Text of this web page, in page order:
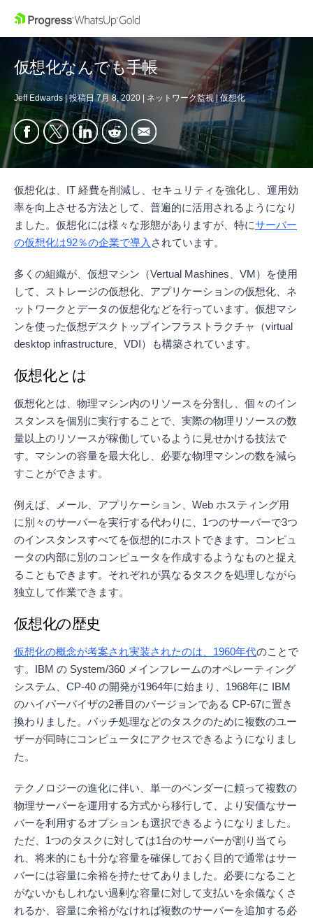
仮想化なんでも手帳
Jeff Edwards |投稿日 7月 8, 2020 ネットワーク監視 |仮想化
仮想化は、IT 経費を削減し、セキュリティを強化し、運用効
率を向上させる方法として、普遍的に活用されるようになり
ました。仮想化には様々な形態がありますが、特にサーバー
の仮想化は92％の企業で導入 されています。
多くの組織が、仮想マシン（Vertual Mashines、VM）を使用
して、ストレージの仮想化、アプリケーションの仮想化、ネ
ットワークとデータの仮想化などを行っています。仮想マシ
ンを使った仮想デスクトップインフラストラクチャ（virtual
desktop infrastructure、VDI）も構築されています。
仮想化とは
仮想化とは、物理マシン内のリソースを分割し、個々のイン
スタンスを個別に実行することで、実際の物理リソースの数
量以上のリソースが稼働しているように見せかける技法で
す。マシンの容量を最大化し、必要な物理マシンの数を減ら
すことができます。
例えば、メール、アプリケーション、Web ホスティング用
に別々のサーバーを実行する代わりに、1つのサーバーで3つ
のインスタンスすべてを仮想的にホストできます。コンピュ
ータの内部に別のコンピュータを作成するようなものと捉え
ることもできます。それぞれが異なるタスクを処理しながら
独立して作業できます。
仮想化の歴史
仮想化の概念が考案され実装されたのは、1960年代のことで
す。IBM の System/360 メインフレームのオペレーティング
システム、CP-40 の開発が1964年に始まり、1968年に IBM
のハイパーバイザの2番目のバージョンである CP-67に置き
換わりました。バッチ処理などのタスクのために複数のユー
ザーが同時にコンピュータにアクセスできるようになりまし
た。
テクノロジーの進化に伴い、単一のベンダーに頼って複数の
物理サーバーを運用する方式から移行して、より安価なサー
バーを利用するオプションも選択できるようになりました。
ただ、1つのタスクに対しては1台のサーバーが割り当てら
れ、将来的にも十分な容量を確保しておく目的で通常はサー
バーには容量に余裕を持たせてありました。必要になること
がないかもしれない過剰な容量に対して支払いを余儀なくさ
れるか、容量に余裕がなければ複数のサーバーを追加する必